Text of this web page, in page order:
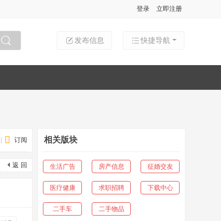
登录 立即注册
快捷导航
发布信息
订阅
返 回
相关版块
生活广告 房产信息 征婚交友
医疗健康 求职招聘 下载中心
二手车 二手物品